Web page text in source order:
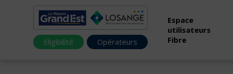
Eligibilité Opérateurs
Espace
utilisateurs
Fibre